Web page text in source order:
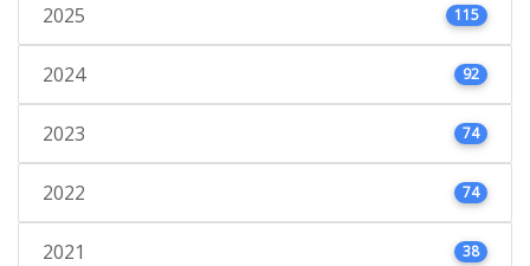
2025 115
2024 92
2023 74
2022 74
2021 38